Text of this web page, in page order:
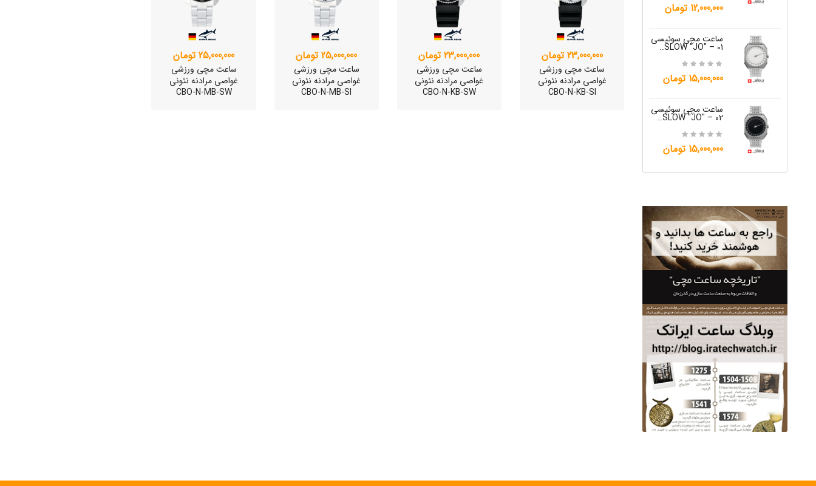
12,000,000 تومان
ساعت مچی سوئیسی
SLOW "JO" – 01..
15,000,000 تومان
ساعت مچی سوئیسی
SLOW "JO" – 02..
15,000,000 تومان
ساعت مچی سوئیسی
SLOW "JO" – 05..
12,000,000 تومان
ساعت مچی سوئیسی
23,000,000 تومان
ساعت مچی ورزشی
غواصی مرادنه نئونی
CBO-N-KB-SI
23,000,000 تومان
ساعت مچی ورزشی
غواصی مرادنه نئونی
CBO-N-KB-SW
25,000,000 تومان
ساعت مچی ورزشی
غواصی مرادنه نئونی
CBO-N-MB-SI
25,000,000 تومان
ساعت مچی ورزشی
غواصی مرادنه نئونی
CBO-N-MB-SW